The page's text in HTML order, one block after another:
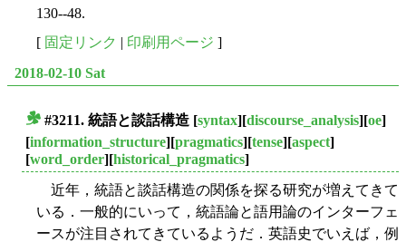
130--48.
[ 固定リンク | 印刷用ページ ]
2018-02-10 Sat
#3211. 統語と談話構造 [syntax][discourse_analysis][oe]
[information_structure][pragmatics][tense][aspect]
[word_order][historical_pragmatics]
近年，統語と談話構造の関係を探る研究が増えてきて
いる．一般的にいって，統語論と語用論のインターフェ
ースが注目されてきているようだ．英語史でいえば，例